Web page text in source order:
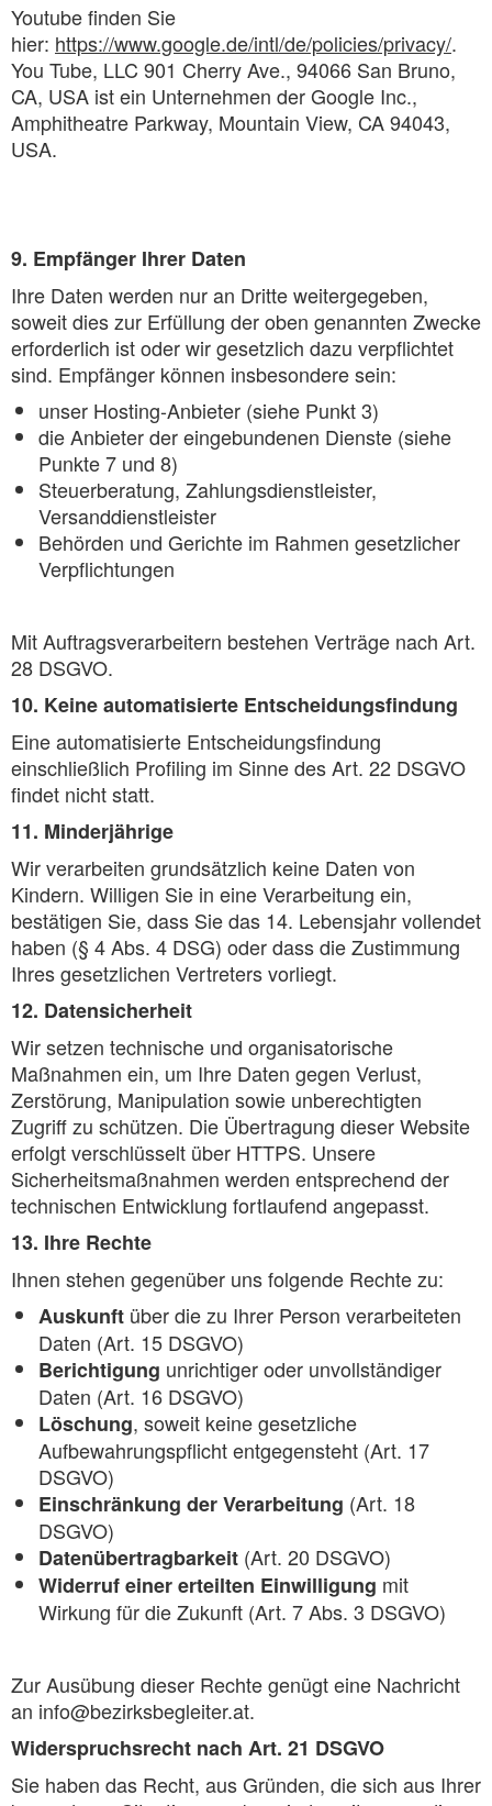
Youtube finden Sie
hier: https://www.google.de/intl/de/policies/privacy/.
You Tube, LLC 901 Cherry Ave., 94066 San Bruno,
CA, USA ist ein Unternehmen der Google Inc.,
Amphitheatre Parkway, Mountain View, CA 94043,
USA.
9. Empfänger Ihrer Daten
Ihre Daten werden nur an Dritte weitergegeben,
soweit dies zur Erfüllung der oben genannten Zwecke
erforderlich ist oder wir gesetzlich dazu verpflichtet
sind. Empfänger können insbesondere sein:
unser Hosting-Anbieter (siehe Punkt 3)
die Anbieter der eingebundenen Dienste (siehe
Punkte 7 und 8)
Steuerberatung, Zahlungsdienstleister,
Versanddienstleister
Behörden und Gerichte im Rahmen gesetzlicher
Verpflichtungen
Mit Auftragsverarbeitern bestehen Verträge nach Art.
28 DSGVO.
10. Keine automatisierte Entscheidungsfindung
Eine automatisierte Entscheidungsfindung
einschließlich Profiling im Sinne des Art. 22 DSGVO
findet nicht statt.
11. Minderjährige
Wir verarbeiten grundsätzlich keine Daten von
Kindern. Willigen Sie in eine Verarbeitung ein,
bestätigen Sie, dass Sie das 14. Lebensjahr vollendet
haben (§ 4 Abs. 4 DSG) oder dass die Zustimmung
Ihres gesetzlichen Vertreters vorliegt.
12. Datensicherheit
Wir setzen technische und organisatorische
Maßnahmen ein, um Ihre Daten gegen Verlust,
Zerstörung, Manipulation sowie unberechtigten
Zugriff zu schützen. Die Übertragung dieser Website
erfolgt verschlüsselt über HTTPS. Unsere
Sicherheitsmaßnahmen werden entsprechend der
technischen Entwicklung fortlaufend angepasst.
13. Ihre Rechte
Ihnen stehen gegenüber uns folgende Rechte zu:
Auskunft über die zu Ihrer Person verarbeiteten
Daten (Art. 15 DSGVO)
Berichtigung unrichtiger oder unvollständiger
Daten (Art. 16 DSGVO)
Löschung, soweit keine gesetzliche
Aufbewahrungspflicht entgegensteht (Art. 17
DSGVO)
Einschränkung der Verarbeitung (Art. 18
DSGVO)
Datenübertragbarkeit (Art. 20 DSGVO)
Widerruf einer erteilten Einwilligung mit
Wirkung für die Zukunft (Art. 7 Abs. 3 DSGVO)
Zur Ausübung dieser Rechte genügt eine Nachricht
an info@bezirksbegleiter.at.
Widerspruchsrecht nach Art. 21 DSGVO
Sie haben das Recht, aus Gründen, die sich aus Ihrer